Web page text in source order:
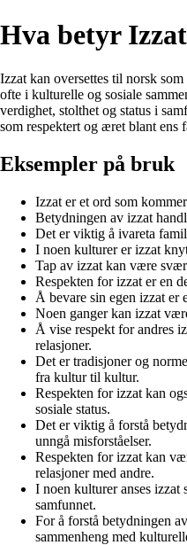
Hva betyr
Izzat kan oversettes til norsk
ofte i kulturelle og sosiale
verdighet, stolthet og status i
som respektert og æret blant ens
Eksempler på bruk
Izzat er et ord som
Betydningen av izzat
Det er viktig å ivareta
I noen kulturer er izzat
Tap av izzat kan være
Respekten for izzat er en
Å bevare sin egen izzat er
Noen ganger kan izzat
Å vise respekt for andres
relasjoner.
Det er tradisjoner og
fra kultur til kultur.
Respekten for izzat kan
sosiale status.
Det er viktig å forstå
unngå misforståelser.
Respekten for izzat kan
relasjoner med andre.
I noen kulturer anses izzat
samfunnet.
For å forstå betydningen
sammenheng med